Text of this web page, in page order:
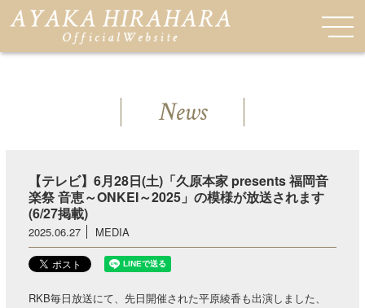
News
【テレビ】6月28日(土)「久原本家 presents 福岡音
楽祭 音恵～ONKEI～2025」の模様が放送されます
(6/27掲載)
2025.06.27 MEDIA
RKB毎日放送にて、先日開催された平原綾香も出演しました、